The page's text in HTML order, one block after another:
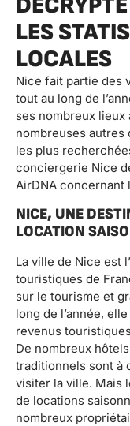
LES
LOCALES
Nice fait partie des
tout au long de
ses nombreux lieux
nombreuses autres
les plus
conciergerie Nice
AirDNA concernant
NICE, UNE
LOCATION
La ville de Nice est
touristiques de
sur le tourisme et
long de l’année,
revenus
De nombreux
traditionnels sont à
visiter la ville. Mais
de locations
nombreux